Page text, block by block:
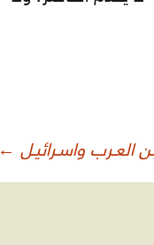
العـرب واسـرائيـل ←